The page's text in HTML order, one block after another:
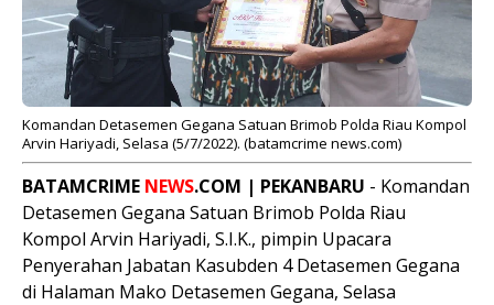
Komandan Detasemen Gegana Satuan Brimob Polda Riau Kompol
Arvin Hariyadi, Selasa (5/7/2022). (batamcrime news.com)
BATAMCRIME NEWS.COM | PEKANBARU - Komandan
Detasemen Gegana Satuan Brimob Polda Riau
Kompol Arvin Hariyadi, S.I.K., pimpin Upacara
Penyerahan Jabatan Kasubden 4 Detasemen Gegana
di Halaman Mako Detasemen Gegana, Selasa